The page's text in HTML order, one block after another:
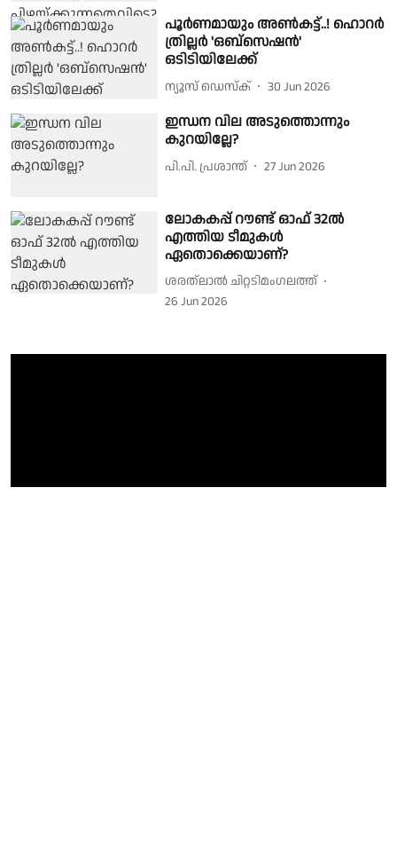
പൂർണമായും അൺകട്ട്..! ഹൊറർ
ത്രില്ലർ 'ഒബ്സെഷൻ'
ഒടിടിയിലേക്ക്
ന്യൂസ് ഡെസ്ക് 30 Jun 2026
ഇന്ധന വില അടുത്തൊന്നും
കുറയില്ലേ?
പി.പി. പ്രശാന്ത് 27 Jun 2026
ലോകകപ്പ് റൗണ്ട് ഓഫ് 32ൽ
എത്തിയ ടീമുകൾ
ഏതൊക്കെയാണ്?
ശരത്‌ലാൽ ചിറ്റടിമംഗലത്ത്
26 Jun 2026